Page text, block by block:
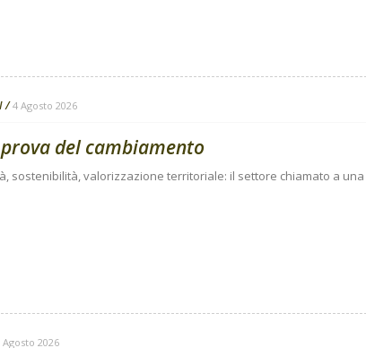
4 Agosto 2026
del cambiamento
sostenibilità, valorizzazione territoriale: il settore chiamato a
Agosto 2026